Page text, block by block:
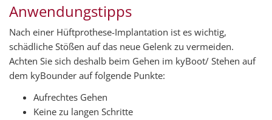
Anwendungstipps
Nach einer Hüftprothese-Implantation ist es wichtig,
schädliche Stößen auf das neue Gelenk zu vermeiden.
Achten Sie sich deshalb beim Gehen im kyBoot/ Stehen auf
dem kyBounder auf folgende Punkte:
Aufrechtes Gehen
Keine zu langen Schritte